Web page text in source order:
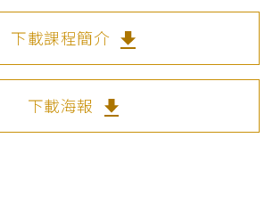
下載課程簡介
下載海報